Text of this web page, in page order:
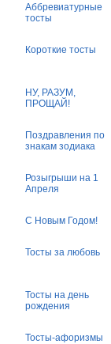
Аббревиатурные
тосты
Короткие тосты
НУ, РАЗУМ,
ПРОЩАЙ!
Поздравления по
знакам зодиака
Розыгрыши на 1
Апреля
С Новым Годом!
Тосты за любовь
Тосты на день
рождения
Тосты-афоризмы